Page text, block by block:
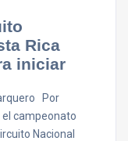
Rica
iniciar
Por
campeonato
Nacional